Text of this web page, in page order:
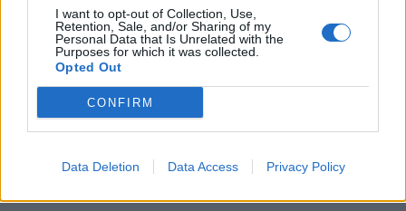
I want to opt-out of Collection, Use,
Retention, Sale, and/or Sharing of my
Personal Data that Is Unrelated with the
Purposes for which it was collected.
Opted Out
CONFIRM
Data Deletion Data Access Privacy Policy
être complètement à jeun car cette recette fait plus d’effets
sur un estomac vide. Vous verrez les résultats en 7 jours
seulement
PartagerFacebookPinterest